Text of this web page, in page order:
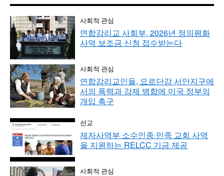
사회적 관심
연합감리교 사회부, 2026년 정의평화
사역 보조금 신청 접수받는다
사회적 관심
연합감리교인들, 요르단강 서안지구에
서의 폭력과 강제 병합에 미국 정부의
개입 촉구
선교
제자사역부 소수인종·민족 교회 사역
을 지원하는 RELCC 기금 제공
사회적 관심